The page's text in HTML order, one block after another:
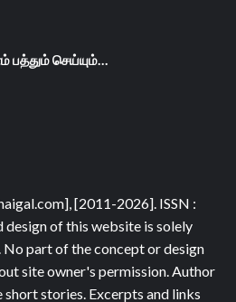
பத்தும் செய்யும்…
[2011-2026]. ISSN :
design of this website is solely
No part of the concept or design
site owner's permission. Author
stories. Excerpts and links